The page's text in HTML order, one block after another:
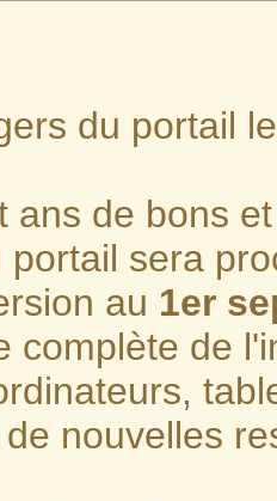
du portail
ans de bons
portail sera
au 1er
complète de
nouvelles